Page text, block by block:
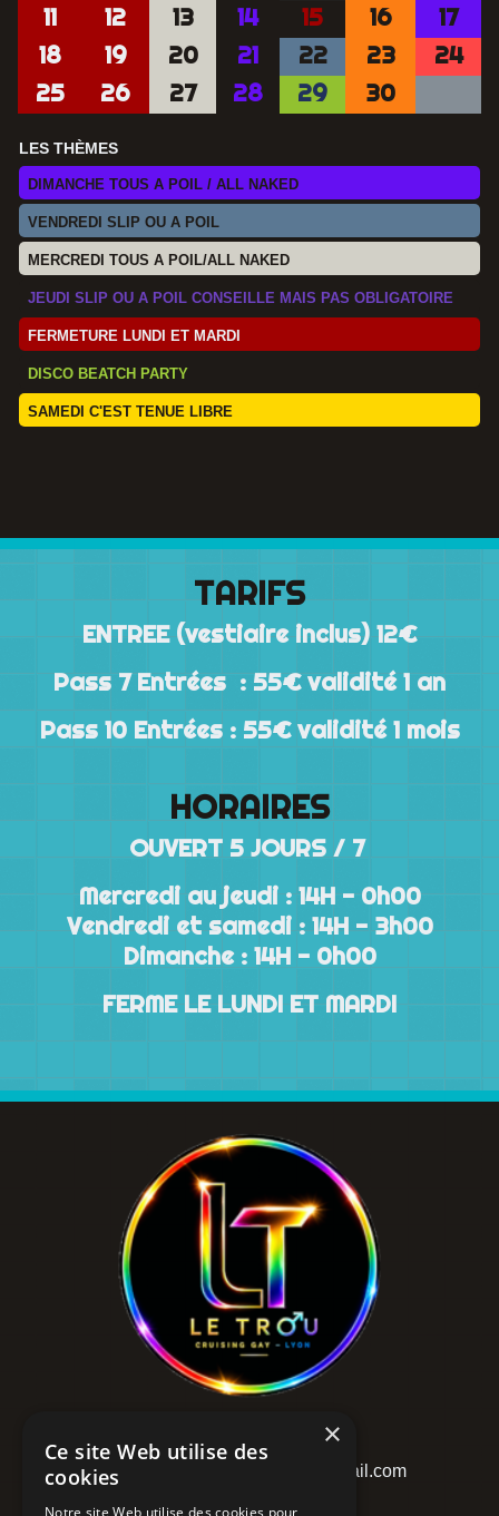
11
12 13 14 15 16
17
18
19 20 21 22 23
24
25
26 27 28 29 30
LES THÈMES
DIMANCHE TOUS A POIL / ALL NAKED
VENDREDI SLIP OU A POIL
MERCREDI TOUS A POIL/ALL NAKED
JEUDI SLIP OU A POIL CONSEILLE MAIS PAS OBLIGATOIRE
FERMETURE LUNDI ET MARDI
DISCO BEATCH PARTY
SAMEDI C'EST TENUE LIBRE
TARIFS
ENTREE (vestiaire inclus) 12€
Pass 7 Entrées : 55€ validité 1 an
Pass 10 Entrées : 55€ validité 1 mois
HORAIRES
OUVERT 5 JOURS / 7
Mercredi au jeudi : 14H - 0h00
Vendredi et samedi : 14H - 3h00
Dimanche : 14H - 0h00
FERME LE LUNDI ET MARDI
04 81 65 16 03 - lucb.letrou@gmail.com
6, rue Romarin
×
Ce site Web utilise des
cookies
Notre site Web utilise des cookies pour